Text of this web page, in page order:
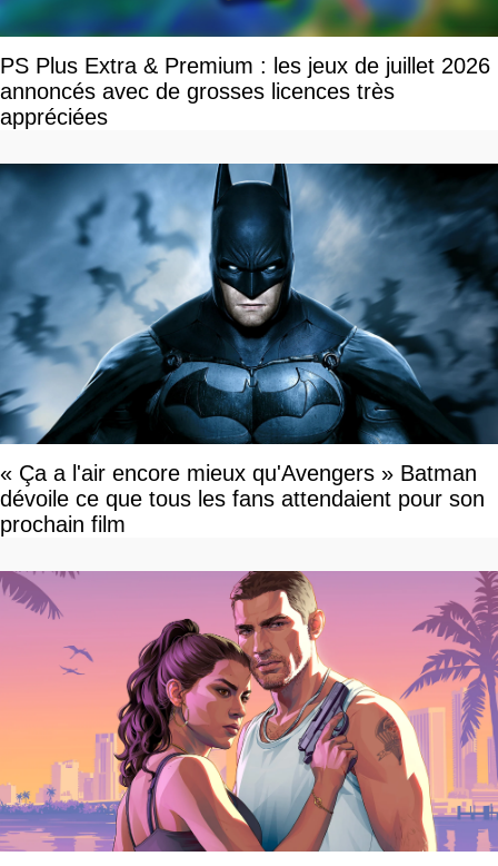
PS Plus Extra & Premium : les jeux de juillet 2026
annoncés avec de grosses licences très
appréciées
« Ça a l'air encore mieux qu'Avengers » Batman
dévoile ce que tous les fans attendaient pour son
prochain film